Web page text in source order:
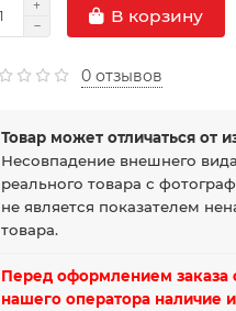
В корзину
0 отзывов
Товар может отличаться от
Несовпадение внешнего
реального товара с
не является показателем
товара.
Перед оформлением заказа
нашего оператора наличие